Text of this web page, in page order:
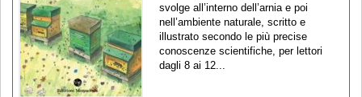
svolge all’interno dell’arnia e poi
nell’ambiente naturale, scritto e
illustrato secondo le più precise
conoscenze scientifiche, per lettori
dagli 8 ai 12...